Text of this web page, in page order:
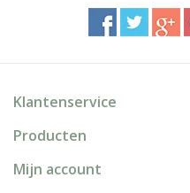
Klantenservice
Producten
Mijn account